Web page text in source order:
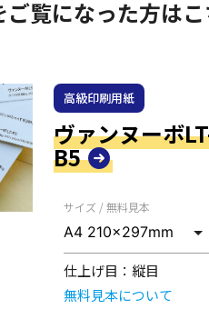
覧になった方はこ
高級印刷用紙
ヴァンヌーボ
B5
サイズ / 無料見本
仕上げ目： 縦目
無料見本について